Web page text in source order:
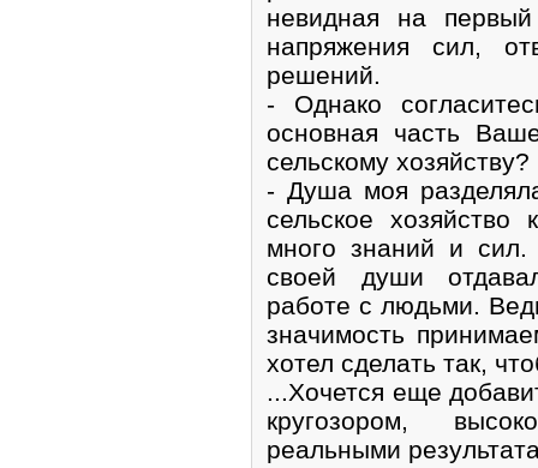
невидная на
напряжения сил,
решений.
- Однако
основная часть
сельскому хозяйству?
- Душа моя
сельское хозяйство
много знаний и сил.
своей души
работе с людьми.
значимость
хотел сделать так,
...Хочется еще
кругозором,
реальными